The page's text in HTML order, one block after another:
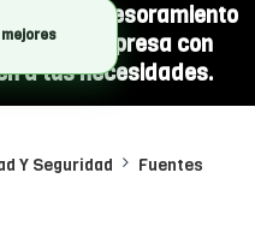
y recibí asesoramiento
a tu empresa con
a tus necesidades.
Y Seguridad Fuentes